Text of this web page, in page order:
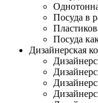
Посуда в
Посуда
Дизайнерская